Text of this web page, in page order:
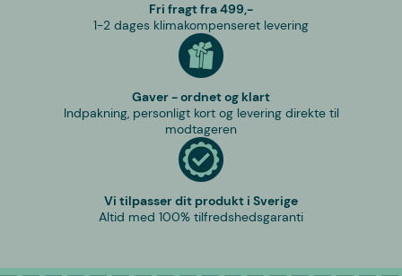
Fri fragt fra 499,-
1-2 dages klimakompenseret levering
Gaver - ordnet og klart
Indpakning, personligt kort og levering direkte til
modtageren
Vi tilpasser dit produkt i Sverige
Altid med 100% tilfredshedsgaranti